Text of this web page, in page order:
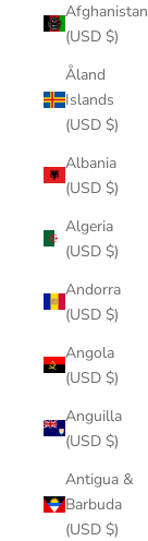
Afghanistan
(USD $)
Åland
Islands
(USD $)
Albania
(USD $)
Algeria
(USD $)
Andorra
(USD $)
Angola
(USD $)
Anguilla
(USD $)
Antigua &
Barbuda
(USD $)